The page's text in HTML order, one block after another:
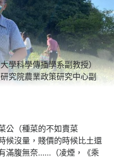
學科學傳播學系副教授）
究院農業政策研究中心副
公（種菜的不如賣菜
候沒量，賤價的時候比土還
滿腹無奈……（凌煙，《乘